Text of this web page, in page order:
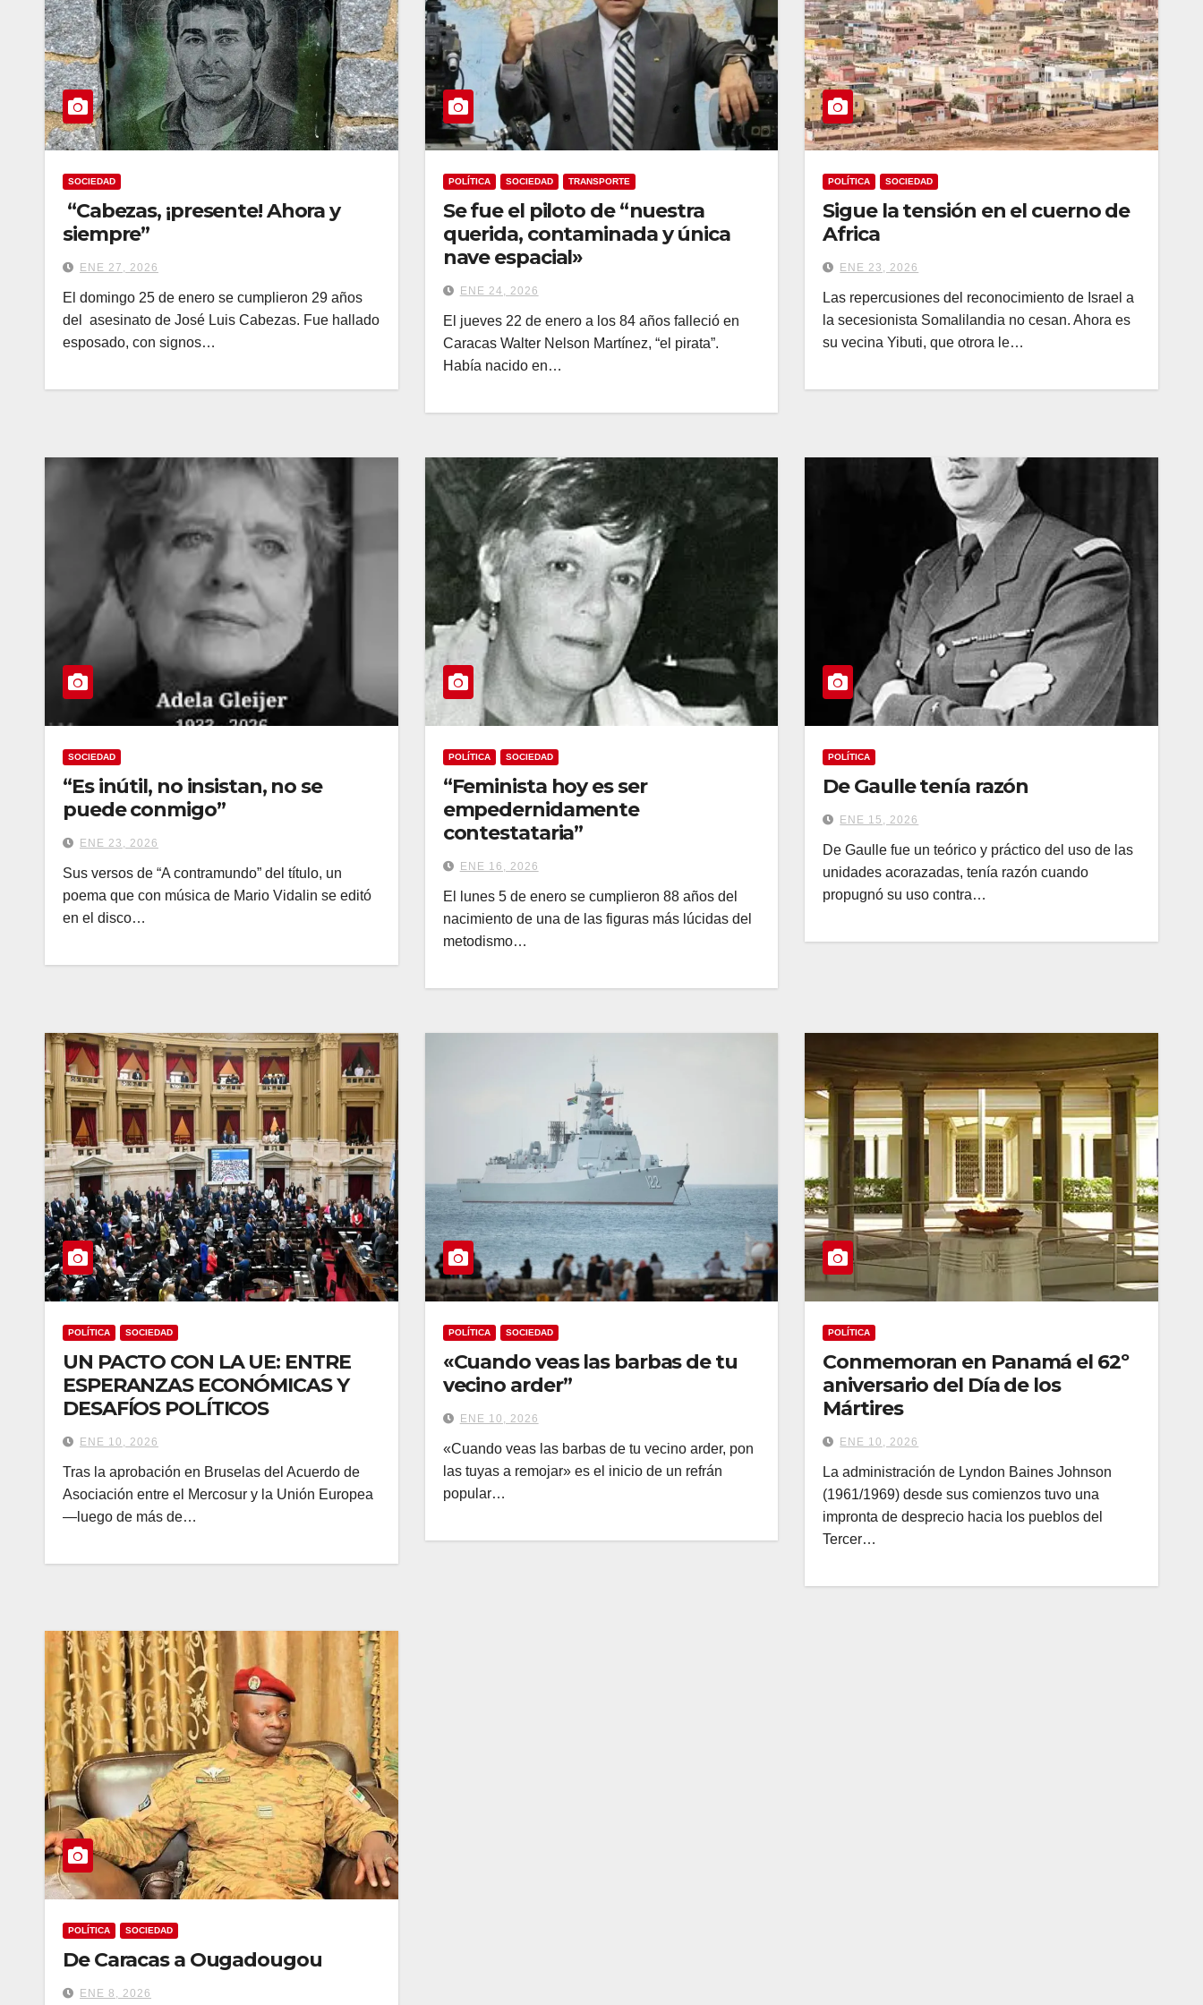
SOCIEDAD
“Cabezas, ¡presente! Ahora y
siempre”
ENE 27, 2026
El domingo 25 de enero se cumplieron 29 años
del asesinato de José Luis Cabezas. Fue hallado
esposado, con signos…
POLÍTICA SOCIEDAD TRANSPORTE
Se fue el piloto de “nuestra
querida, contaminada y única
nave espacial»
ENE 24, 2026
El jueves 22 de enero a los 84 años falleció en
Caracas Walter Nelson Martínez, “el pirata”.
Había nacido en…
POLÍTICA SOCIEDAD
Sigue la tensión en el cuerno de
Africa
ENE 23, 2026
Las repercusiones del reconocimiento de Israel a
la secesionista Somalilandia no cesan. Ahora es
su vecina Yibuti, que otrora le…
SOCIEDAD
“Es inútil, no insistan, no se
puede conmigo”
ENE 23, 2026
Sus versos de “A contramundo” del título, un
poema que con música de Mario Vidalin se editó
en el disco…
POLÍTICA SOCIEDAD
“Feminista hoy es ser
empedernidamente
contestataria”
ENE 16, 2026
El lunes 5 de enero se cumplieron 88 años del
nacimiento de una de las figuras más lúcidas del
metodismo…
POLÍTICA
De Gaulle tenía razón
ENE 15, 2026
De Gaulle fue un teórico y práctico del uso de las
unidades acorazadas, tenía razón cuando
propugnó su uso contra…
POLÍTICA SOCIEDAD
UN PACTO CON LA UE: ENTRE
ESPERANZAS ECONÓMICAS Y
DESAFÍOS POLÍTICOS
ENE 10, 2026
Tras la aprobación en Bruselas del Acuerdo de
Asociación entre el Mercosur y la Unión Europea
—luego de más de…
POLÍTICA SOCIEDAD
«Cuando veas las barbas de tu
vecino arder”
ENE 10, 2026
«Cuando veas las barbas de tu vecino arder, pon
las tuyas a remojar» es el inicio de un refrán
popular…
POLÍTICA
Conmemoran en Panamá el 62º
aniversario del Día de los
Mártires
ENE 10, 2026
La administración de Lyndon Baines Johnson
(1961/1969) desde sus comienzos tuvo una
impronta de desprecio hacia los pueblos del
Tercer…
POLÍTICA SOCIEDAD
De Caracas a Ougadougou
ENE 8, 2026